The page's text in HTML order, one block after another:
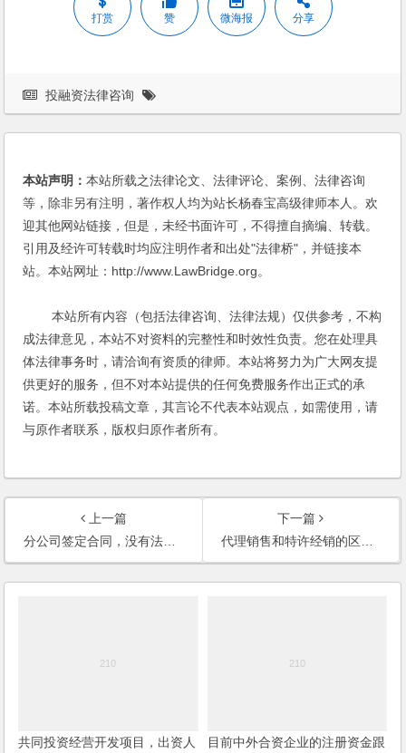
打赏 赞 微海报 分享
投融资法律咨询
本站声明：本站所载之法律论文、法律评论、案例、法律咨询
等，除非另有注明，著作权人均为站长杨春宝高级律师本人。欢
迎其他网站链接，但是，未经书面许可，不得擅自摘编、转载。
引用及经许可转载时均应注明作者和出处"法律桥"，并链接本
站。本站网址：http://www.LawBridge.org。
本站所有内容（包括法律咨询、法律法规）仅供参考，不构
成法律意见，本站不对资料的完整性和时效性负责。您在处理具
体法律事务时，请洽询有资质的律师。本站将努力为广大网友提
供更好的服务，但不对本站提供的任何免费服务作出正式的承
诺。本站所载投稿文章，其言论不代表本站观点，如需使用，请
与原作者联系，版权归原作者所有。
上一篇
分公司签定合同，没有法人授权书，是否有效？
下一篇
代理销售和特许经销的区别？
共同投资经营开发项目，出资人
目前中外合资企业的注册资金跟